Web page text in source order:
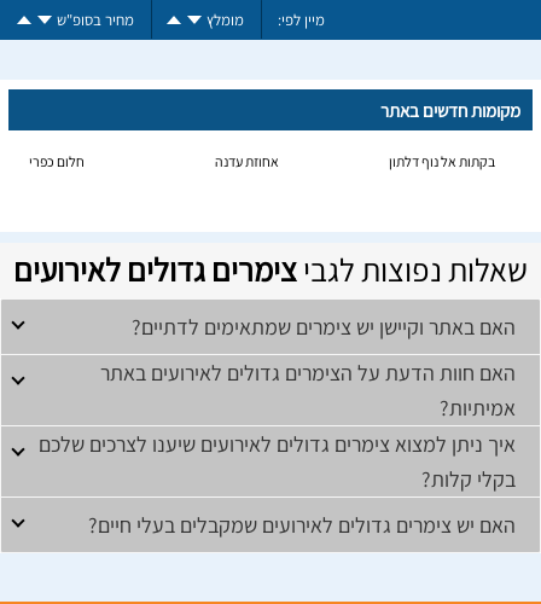
מיין לפי: מומלץ מחיר בסופ"ש
מקומות חדשים באתר
בקתות אל נוף דלתון אחוזת עדנה חלום כפרי
שאלות נפוצות לגביצימרים גדולים לאירועים
האם באתר וקיישן יש צימרים שמתאימים לדתיים?
האם חוות הדעת על הצימרים גדולים לאירועים באתר
אמיתיות?
איך ניתן למצוא צימרים גדולים לאירועים שיענו לצרכים שלכם
בקלי קלות?
האם יש צימרים גדולים לאירועים שמקבלים בעלי חיים?